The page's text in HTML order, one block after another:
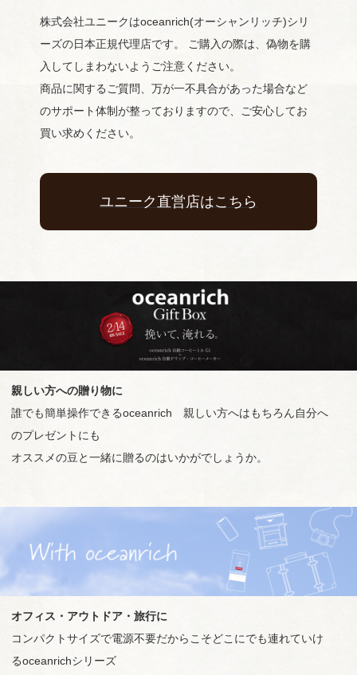
株式会社ユニークはoceanrich(オーシャンリッチ)シリ
ーズの日本正規代理店です。 ご購入の際は、偽物を購
入してしまわないようご注意ください。
商品に関するご質問、万が一不具合があった場合など
のサポート体制が整っておりますので、ご安心してお
買い求めください。
ユニーク直営店はこちら
親しい方への贈り物に
誰でも簡単操作できるoceanrich 親しい方へはもちろん自分へ
のプレゼントにも
オススメの豆と一緒に贈るのはいかがでしょうか。
オフィス・アウトドア・旅行に
コンパクトサイズで電源不要だからこそどこにでも連れていけ
るoceanrichシリーズ